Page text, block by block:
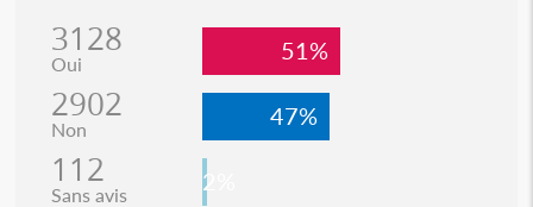
3128
Oui 51%
2902
Non 47%
112
Sans avis 2%